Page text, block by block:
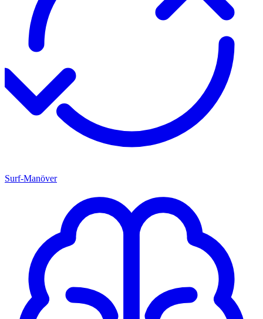
Surf-Manöver